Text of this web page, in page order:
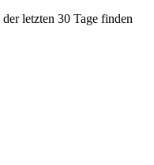
der letzten 30 Tage finden